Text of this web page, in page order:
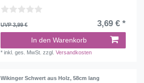
UVP 3,99 € 3,69 € *
In den Warenkorb
*inkl. ges. MwSt. zzgl.Versandkosten
Wikinger Schwert aus Holz, 58cm lang